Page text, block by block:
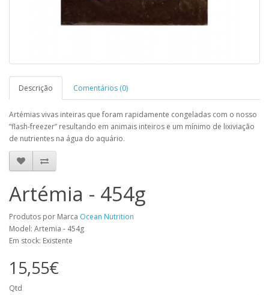
Descrição Comentários (0)
Artémias vivas inteiras que foram rapidamente congeladas com o nosso
“flash-freezer” resultando em animais inteiros e um mínimo de lixiviação
de nutrientes na água do aquário.
Artémia - 454g
Produtos por Marca Ocean Nutrition
Model: Artemia - 454g
Em stock: Existente
15,55€
Qtd